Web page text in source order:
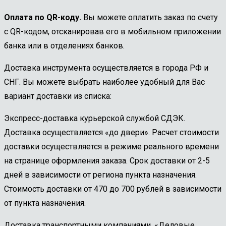
Оплата по QR-коду. Вы можете оплатить заказ по счету
с QR-кодом, отсканировав его в мобильном приложении
банка или в отделениях банков.
Доставка инструмента осуществляется в города РФ и
СНГ. Вы можете выбрать наиболее удобный для Вас
вариант доставки из списка:
Экспресс-доставка курьерской службой СДЭК.
Доставка осуществляется «до двери». Расчет стоимости
доставки осуществляется в режиме реального времени
на странице оформления заказа. Срок доставки от 2-5
дней в зависимости от региона пункта назначения.
Стоимость доставки от 470 до 700 рублей в зависимости
от пункта назначения.